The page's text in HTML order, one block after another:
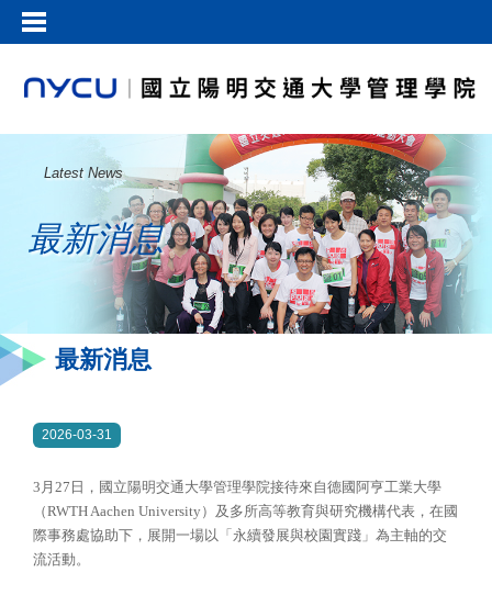
Latest News
最新消息
最新消息
2026-03-31
3月27日，國立陽明交通大學管理學院接待來自德國阿亨工業大學
（RWTH Aachen University）及多所高等教育與研究機構代表，在國
際事務處協助下，展開一場以「永續發展與校園實踐」為主軸的交
流活動。